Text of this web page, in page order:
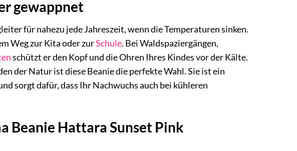
gewappnet
für nahezu jede Jahreszeit, wenn die Temperaturen sinken.
Weg zur Kita oder zurSchule. Bei Waldspaziergängen,
schützt er den Kopf und die Ohren Ihres Kindes vor der Kälte.
der Natur ist diese Beanie die perfekte Wahl. Sie ist ein
sorgt dafür, dass Ihr Nachwuchs auch bei kühleren
Beanie Hattara Sunset Pink